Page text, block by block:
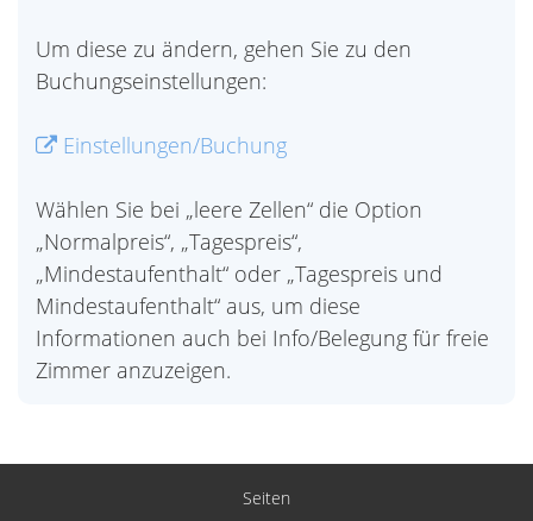
Um diese zu ändern, gehen Sie zu den
Buchungseinstellungen:
Einstellungen/Buchung
Wählen Sie bei „leere Zellen“ die Option
„Normalpreis“, „Tagespreis“,
„Mindestaufenthalt“ oder „Tagespreis und
Mindestaufenthalt“ aus, um diese
Informationen auch bei Info/Belegung für freie
Zimmer anzuzeigen.
Seiten